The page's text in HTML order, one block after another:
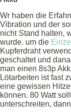
Wr haben die
Vibration und der
nicht Stand halten,
wurde. um die
Kupferdraht
geschaltet und
man einen 8s3p
Lötarbeiten ist fast
eine gewissen
können. 80 Watt
unterschreiten,